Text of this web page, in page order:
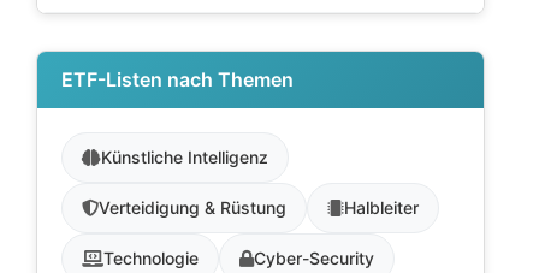
ETF-Listen nach Themen
Künstliche Intelligenz
Verteidigung & Rüstung Halbleiter
Technologie Cyber-Security